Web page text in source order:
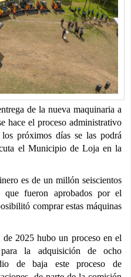
de la nueva maquinaria a
hace el proceso administrativo
próximos días se las podrá
el Municipio de Loja en la
es de un millón seiscientos
que fueron aprobados por el
comprar estas máquinas
2025 hubo un proceso en el
la adquisición de ocho
de baja este proceso de